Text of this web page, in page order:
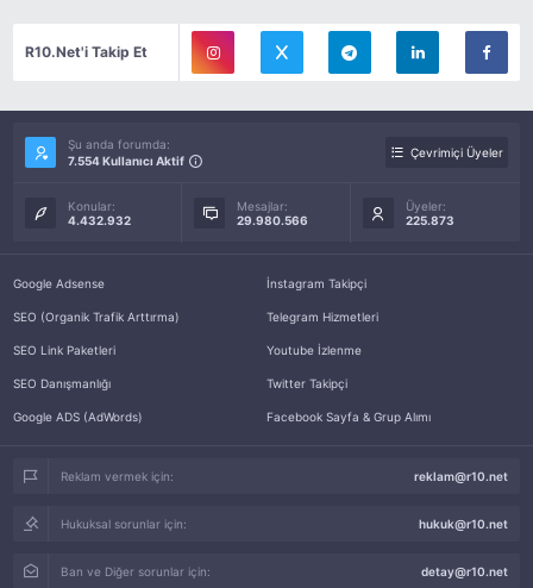
R10.Net'i Takip Et
Şu anda forumda:
7.554 Kullanıcı Aktif
Çevrimiçi Üyeler
Konular:
4.432.932
Mesajlar:
29.980.566
Üyeler:
225.873
Google Adsense
SEO (Organik Trafik Arttırma)
SEO Link Paketleri
SEO Danışmanlığı
Google ADS (AdWords)
İnstagram Takipçi
Telegram Hizmetleri
Youtube İzlenme
Twitter Takipçi
Facebook Sayfa & Grup Alımı
Reklam vermek için: reklam@r10.net
Hukuksal sorunlar için: hukuk@r10.net
Ban ve Diğer sorunlar için: detay@r10.net